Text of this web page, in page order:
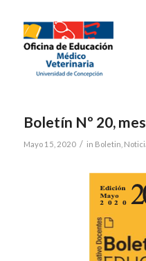
Boletín Nº 20,
Mayo 15, 2020 / in Boletin